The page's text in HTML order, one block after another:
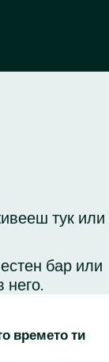
тук или
бар или
него.
времето ти